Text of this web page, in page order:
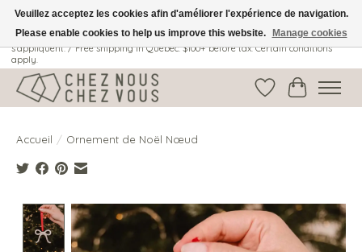
Livraison gratuite au Québec: 100$ + avant taxes. Certaines conditions
s'appliquent. / Free shipping in Quebec: $100+ before tax. Certain conditions
apply.
Liste dePanier
Accueil / Ornement de Noël Nœud
Product image slideshow Items
Veuillez acceptez les cookies afin d'améliorer l'expérience de navigation.
Please enable cookies to help us improve this website.
Manage cookies